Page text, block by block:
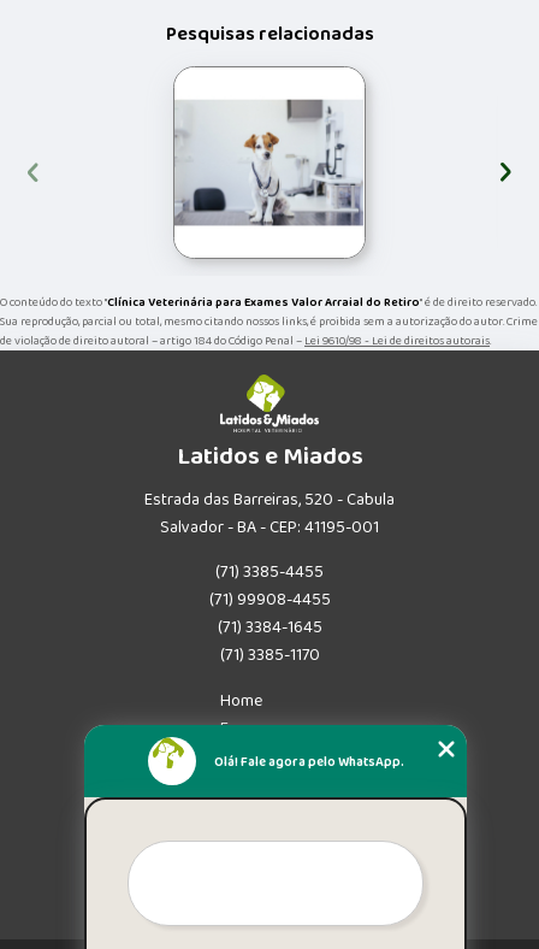
Pesquisas relacionadas
‹ ›
O conteúdo do texto "Clínica Veterinária para Exames Valor Arraial do Retiro" é de direito reservado.
Sua reprodução, parcial ou total, mesmo citando nossos links, é proibida sem a autorização do autor. Crime
de violação de direito autoral – artigo 184 do Código Penal –Lei 9610/98 - Lei de direitos autorais.
Latidos e Miados
Estrada das Barreiras, 520 - Cabula
Salvador - BA - CEP: 41195-001
(71) 3385-4455
(71) 99908-4455
(71) 3384-1645
(71) 3385-1170
Home
Empresa
Missão
Mapa do site
Olá! Fale agora pelo WhatsApp.